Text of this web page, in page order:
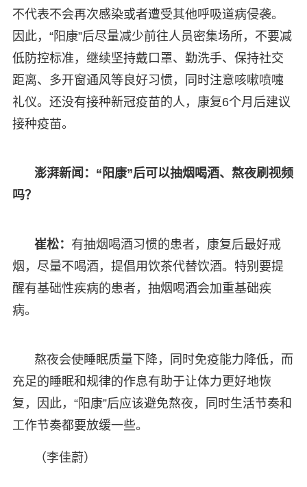
不代表不会再次感染或者遭受其他呼吸道病侵袭。
因此，“阳康”后尽量减少前往人员密集场所，不要减
低防控标准，继续坚持戴口罩、勤洗手、保持社交
距离、多开窗通风等良好习惯，同时注意咳嗽喷嚏
礼仪。还没有接种新冠疫苗的人，康复6个月后建议
接种疫苗。
澎湃新闻：“阳康”后可以抽烟喝酒、熬夜刷视频
吗？
崔松： 有抽烟喝酒习惯的患者，康复后最好戒
烟，尽量不喝酒，提倡用饮茶代替饮酒。特别要提
醒有基础性疾病的患者，抽烟喝酒会加重基础疾
病。
熬夜会使睡眠质量下降，同时免疫能力降低，而
充足的睡眠和规律的作息有助于让体力更好地恢
复，因此，“阳康”后应该避免熬夜，同时生活节奏和
工作节奏都要放缓一些。
（李佳蔚）